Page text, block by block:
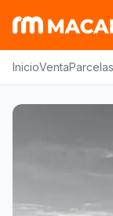
InicioVentaParcelas